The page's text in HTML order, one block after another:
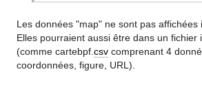
Les données "map" ne sont pas affichées
Elles pourraient aussi être dans un fichier
(comme cartebpf.csv comprenant 4
coordonnées, figure, URL).